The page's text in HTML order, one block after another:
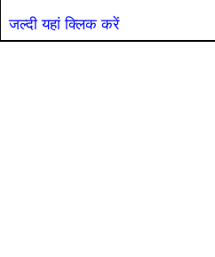
जल्दी यहां क्लिक करें